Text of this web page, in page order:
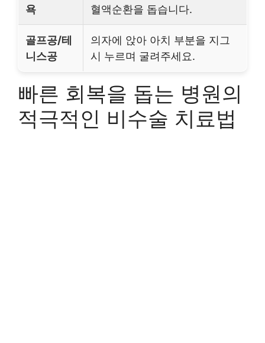
욕
혈액순환을 돕습니다.
골프공/테
니스공
의자에 앉아 아치 부분을 지그
시 누르며 굴려주세요.
빠른 회복을 돕는 병원의
적극적인 비수술 치료법